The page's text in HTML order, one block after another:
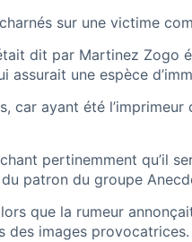
sur une victime
dit par Martinez
une espèce
car ayant été
pertinemment qu’il
patron du groupe
que la rumeur
des images provocatrices.